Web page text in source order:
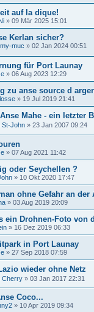
auf la dique!
» 09 Mär 2025 15:01
Kerlan sicher?
muc » 02 Jan 2024 00:51
für Port Launay
» 06 Aug 2023 12:29
zu anse source d
» 19 Jul 2019 21:41
Mahe - ein letzter
St-John » 23 Jan 2007 09:24
» 07 Aug 2021 11:42
oder Seychellen ?
» 10 Okt 2020 17:47
ohne Gefahr an
» 03 Aug 2019 20:09
ein Drohnen-Foto von
» 16 Dez 2019 06:33
in Port Launay
» 27 Sep 2018 07:59
wieder ohne Netz
Cherry » 03 Jan 2017 22:31
Coco...
» 10 Apr 2019 09:34